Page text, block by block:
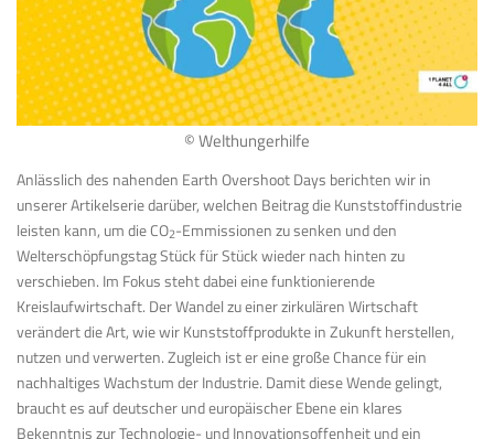
© Welthungerhilfe
Anlässlich des nahenden Earth Overshoot Days berichten wir in
unserer Artikelserie darüber, welchen Beitrag die Kunststoffindustrie
leisten kann, um die CO2-Emmissionen zu senken und den
Welterschöpfungstag Stück für Stück wieder nach hinten zu
verschieben. Im Fokus steht dabei eine funktionierende
Kreislaufwirtschaft. Der Wandel zu einer zirkulären Wirtschaft
verändert die Art, wie wir Kunststoffprodukte in Zukunft herstellen,
nutzen und verwerten. Zugleich ist er eine große Chance für ein
nachhaltiges Wachstum der Industrie. Damit diese Wende gelingt,
braucht es auf deutscher und europäischer Ebene ein klares
Bekenntnis zur Technologie- und Innovationsoffenheit und ein